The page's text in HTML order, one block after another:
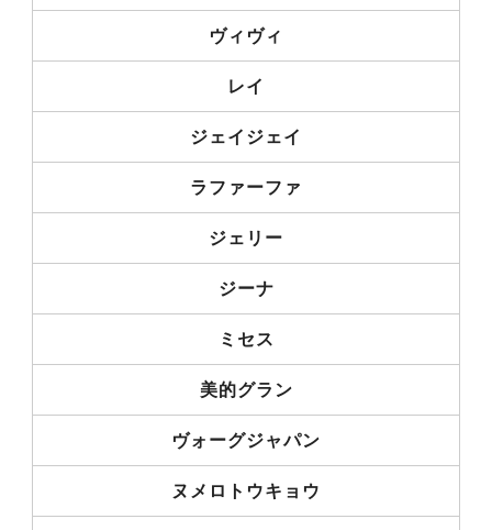
ヴィヴィ
レイ
ジェイジェイ
ラファーファ
ジェリー
ジーナ
ミセス
美的グラン
ヴォーグジャパン
ヌメロトウキョウ